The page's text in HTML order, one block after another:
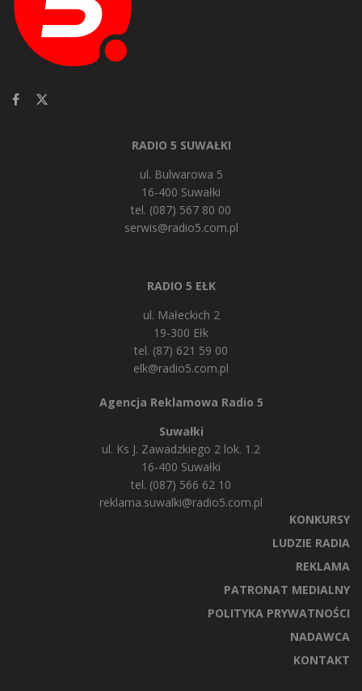
RADIO 5 SUWAŁKI
ul. Bulwarowa 5
16-400 Suwałki
tel. (087) 567 80 00
serwis@radio5.com.pl
RADIO 5 EŁK
ul. Małeckich 2
19-300 Ełk
tel. (87) 621 59 00
elk@radio5.com.pl
Agencja Reklamowa Radio 5
Suwałki
ul. Ks J. Zawadzkiego 2 lok. 1.2
16-400 Suwałki
tel. (087) 566 62 10
reklama.suwalki@radio5.com.pl
KONKURSY
LUDZIE RADIA
REKLAMA
PATRONAT MEDIALNY
POLITYKA PRYWATNOŚCI
NADAWCA
KONTAKT